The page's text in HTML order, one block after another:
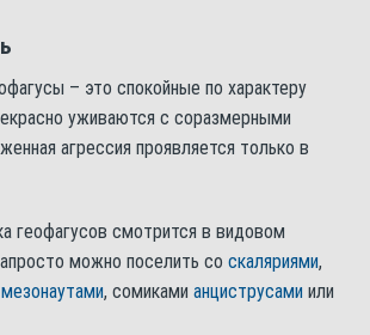
– это спокойные по характеру
уживаются с соразмерными
агрессия проявляется только в
геофагусов смотрится в видовом
можно поселить со скаляриями,
мезонаутами, сомиками анциструсами или